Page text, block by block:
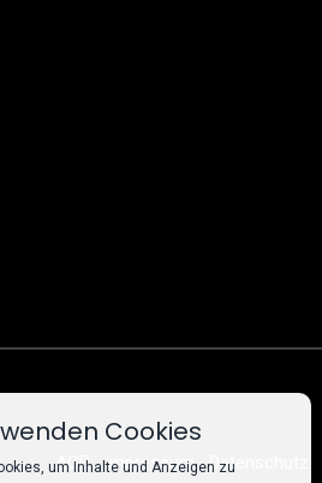
AGB Impressum Datenschutz
Cookies
um Inhalte und Anzeigen zu